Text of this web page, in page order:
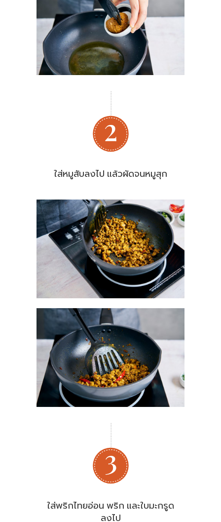
ใส่หมูสับลงไป แล้วผัดจนหมูสุก
ใส่พริกไทยอ่อน พริก และใบมะกรูด
ลงไป